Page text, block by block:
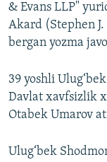
& Evans LLP"
Akard (Stephen J.
bergan yozma
39 yoshli
Davlat xavfsizlik
Otabek Umarov
Ulug‘bek